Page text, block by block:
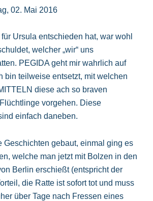
02. Mai 2016
Ursula entschieden hat, war wohl
welcher „wir“ uns
PEGIDA geht mir wahrlich auf
bin teilweise entsetzt, mit welchen
diese ach so braven
vorgehen. Diese
einfach daneben.
Geschichten gebaut, einmal ging es
welche man jetzt mit Bolzen in den
Berlin erschießt (entspricht der
die Ratte ist sofort tot und muss
über Tage nach Fressen eines